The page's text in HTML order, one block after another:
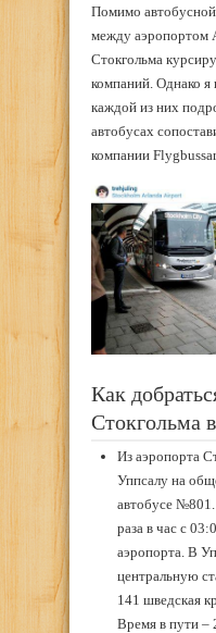
Помимо
между аэропортом
Стокгольма
компаний. Однако я
каждой из них
автобусах
компании
Как
Стокгольма
Из аэропорта
Уппсалу на
автобусе №801.
раза в час с
аэропорта. В
центральную
141 шведская
Время в пути –